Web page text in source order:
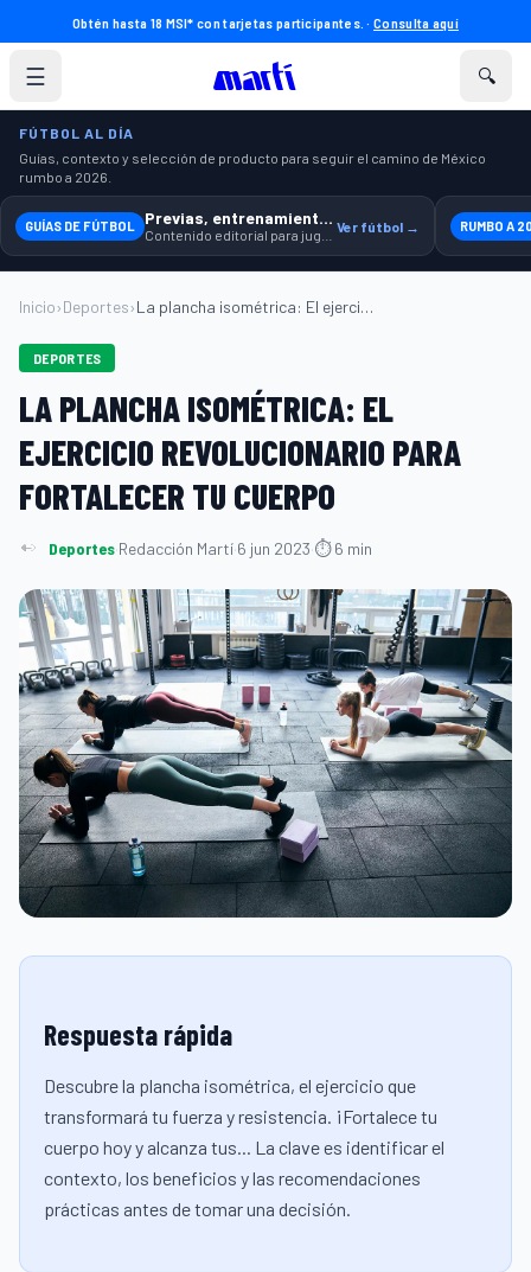
Obtén hasta 18 MSI* con tarjetas participantes. ·Consulta aquí
☰ 🔍
FÚTBOL AL DÍA
Guías, contexto y selección de producto para seguir el camino de México
rumbo a 2026.
GUÍAS DE FÚTBOL Previas, entrenamiento y producto Ver fútbol → RUMBO A
Inicio›Deportes› La plancha isométrica: El ejercicio revo...
DEPORTES
LA PLANCHA ISOMÉTRICA: EL
EJERCICIO REVOLUCIONARIO PARA
FORTALECER TU CUERPO
Deportes·Redacción Martí·6 jun 2023·⏱ 6 min
Respuesta rápida
Descubre la plancha isométrica, el ejercicio que
transformará tu fuerza y resistencia. ¡Fortalece tu
cuerpo hoy y alcanza tus... La clave es identificar el
contexto, los beneficios y las recomendaciones
prácticas antes de tomar una decisión.